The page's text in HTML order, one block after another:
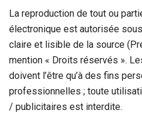
La reproduction de tout ou
électronique est autorisée
claire et lisible de la source
mention « Droits réservés ».
doivent l’être qu’à des fins
professionnelles ; toute
/ publicitaires est interdite.